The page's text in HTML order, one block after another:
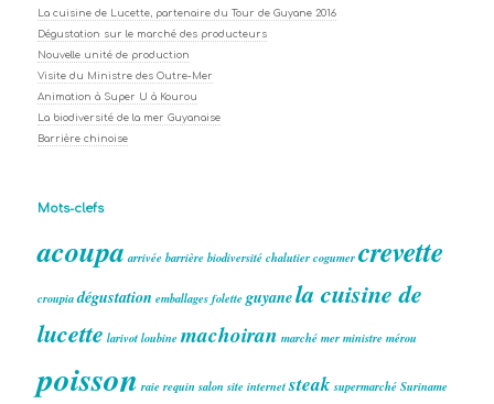
La cuisine de Lucette, partenaire du Tour de Guyane 2016
Dégustation sur le marché des producteurs
Nouvelle unité de production
Visite du Ministre des Outre-Mer
Animation à Super U à Kourou
La biodiversité de la mer Guyanaise
Barrière chinoise
Mots-clefs
acoupa arrivée barrière biodiversité chalutier cogumer crevette
croupia dégustation emballages folette guyanela cuisine de
lucette larivot loubine machoiran marché mer ministre mérou
poisson raie requin salon site internet steak supermarché Suriname